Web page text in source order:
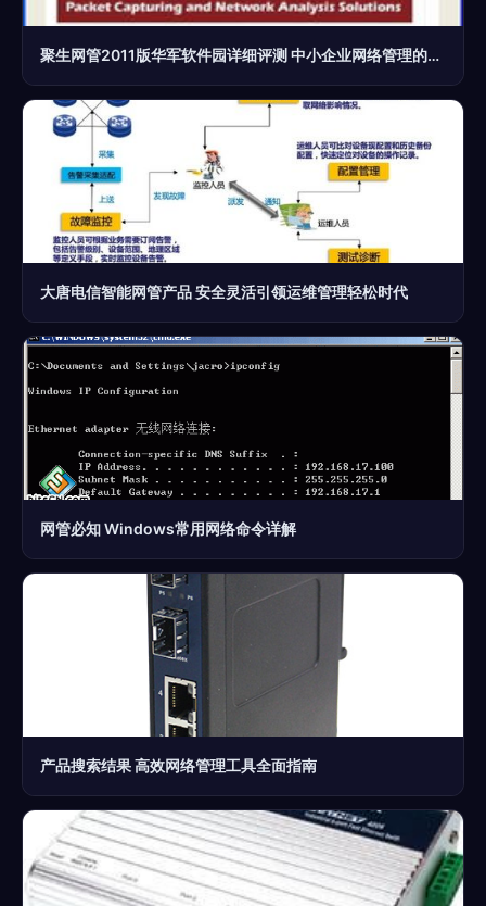
聚生网管2011版华军软件园详细评测 中小企业网络管理的得力助手
大唐电信智能网管产品 安全灵活引领运维管理轻松时代
网管必知 Windows常用网络命令详解
产品搜索结果 高效网络管理工具全面指南